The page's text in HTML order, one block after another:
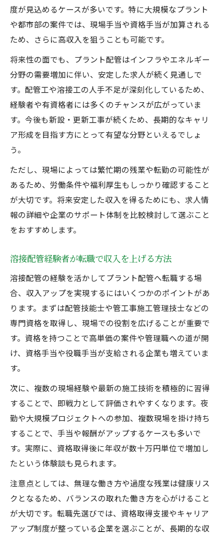
年収向上に役立つ配管工の資格取得術
現場で評価される溶接配管の技術力とは
プラント配管で高収入を叶える転職準備術
安定高収入を目指すプラント配管求人の魅力
プラント配管求人が安定収入に強い理由と
は
溶接配管経験者が高収入を目指せる魅力を
解説
プラント配管求人の仕事環境と働き方の特
資格取得支援が充実した求人の選び方
配管工で安定高収入を得るための条件
年収アップしたい方へ贈るプラント配管転職法
溶接配管経験者の転職成功体験談を紹介
プラント配管求人選びで失敗しないポイン
年収アップを実現する転職活動のコツ
配管工のキャリアアップに必要な準備とは
一人親方にも適した溶接配管の新たな働き方
一人親方として活躍できる溶接配管の魅力
意点
溶接配管から一人親方への転身方法を解説
配管工のフリーランスで年収を上げるコツ
一人親方の働き方とプラント配管求人の探
し方
配管工の年収や給料の現状とその背景
プラント配管求人で収入アップを目指す方
法
度が見込めるケースが多いです。特に大規模なプラント
や都市部の案件では、現場手当や資格手当が加算される
ため、さらに高収入を狙うことも可能です。
将来性の面でも、プラント配管はインフラやエネルギー
分野の需要増加に伴い、安定した求人が続く見通しで
す。配管工や溶接工の人手不足が深刻化しているため、
経験者や有資格者には多くのチャンスが広がっていま
す。今後も新設・更新工事が続くため、長期的なキャリ
ア形成を目指す方にとって有望な分野といえるでしょ
う。
ただし、現場によっては繁忙期の残業や転勤の可能性が
あるため、労働条件や福利厚生もしっかり確認すること
が大切です。将来安定した収入を得るためにも、求人情
報の詳細や企業のサポート体制を比較検討して選ぶこと
をおすすめします。
溶接配管経験者が転職で収入を上げる方法
溶接配管の経験を活かしてプラント配管へ転職する場
合、収入アップを実現するにはいくつかのポイントがあ
ります。まずは配管技能士や管工事施工管理技士などの
専門資格を取得し、現場での役割を広げることが重要で
す。資格を持つことで高単価の案件や管理職への道が開
け、資格手当や役職手当が支給される企業も増えていま
す。
次に、複数の現場経験や最新の施工技術を積極的に習得
することで、即戦力として評価されやすくなります。夜
勤や大規模プロジェクトへの参加、複数現場を掛け持ち
することで、手当や報酬がアップするケースも多いで
す。実際に、資格取得後に年収が数十万円単位で増加し
たという体験談も見られます。
注意点としては、無理な働き方や過度な残業は健康リス
クとなるため、バランスの取れた働き方を心がけること
が大切です。転職先選びでは、資格取得支援やキャリア
アップ制度が整っている企業を選ぶことが、長期的な収